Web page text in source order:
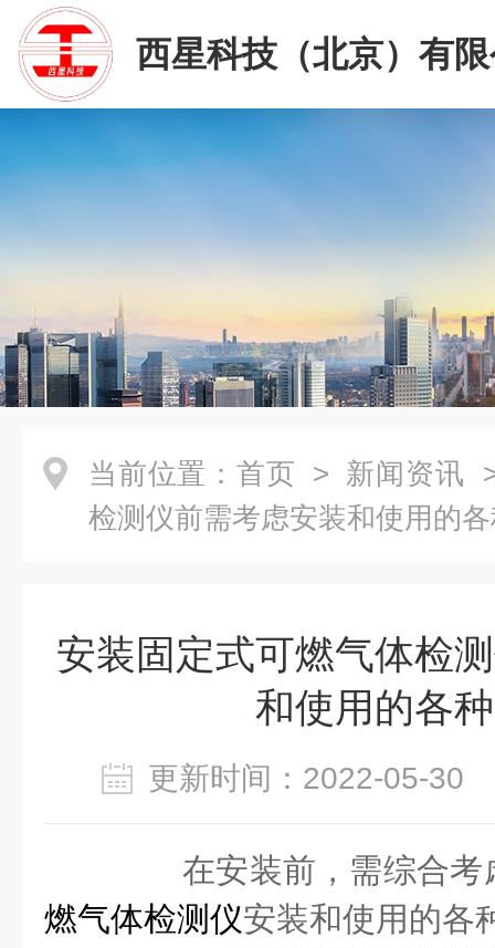
西星科技（北京）有
当前位置： 首页 > 新闻资讯
检测仪前需考虑安装和使用的
安装固定式可燃气体检
和使用的各
更新时间：2022-05-
在安装前，需综合考
燃气体检测仪安装和使用的各